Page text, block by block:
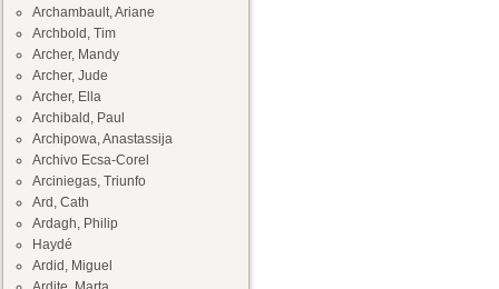
Archambault, Ariane
Archbold, Tim
Archer, Mandy
Archer, Jude
Archer, Ella
Archibald, Paul
Archipowa, Anastassija
Archivo Ecsa-Corel
Arciniegas, Triunfo
Ard, Cath
Ardagh, Philip
Haydé
Ardid, Miguel